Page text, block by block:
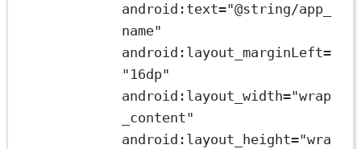
android:text="@string/app_
name"
android:layout_marginLeft=
"16dp"
android:layout_width="wrap
_content"
android:layout_height="wra